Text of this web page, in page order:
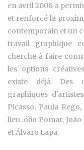
en avril 2008 a
et renforcé la
contemporain et un
travail graphique
cherche à faire
les options
existe déjà Des
graphiques
Picasso, Paula
lieu. ólio Pomar,
et Álvaro Lapa.